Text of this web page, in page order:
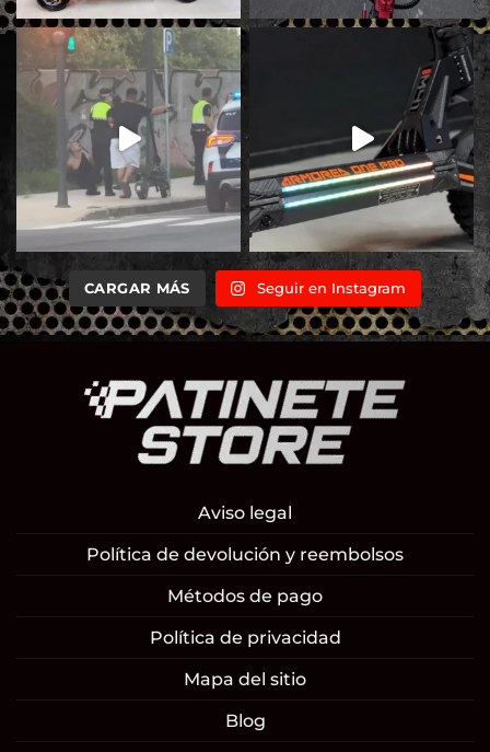
CARGAR MÁS Seguir en Instagram
Aviso legal
Política de devolución y reembolsos
Métodos de pago
Política de privacidad
Mapa del sitio
Blog